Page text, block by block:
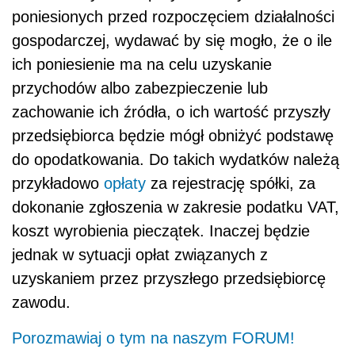
poniesionych przed rozpoczęciem działalności
gospodarczej, wydawać by się mogło, że o ile
ich poniesienie ma na celu uzyskanie
przychodów albo zabezpieczenie lub
zachowanie ich źródła, o ich wartość przyszły
przedsiębiorca będzie mógł obniżyć podstawę
do opodatkowania. Do takich wydatków należą
przykładowo opłaty za rejestrację spółki, za
dokonanie zgłoszenia w zakresie podatku VAT,
koszt wyrobienia pieczątek. Inaczej będzie
jednak w sytuacji opłat związanych z
uzyskaniem przez przyszłego przedsiębiorcę
zawodu.
Porozmawiaj o tym na naszym FORUM!